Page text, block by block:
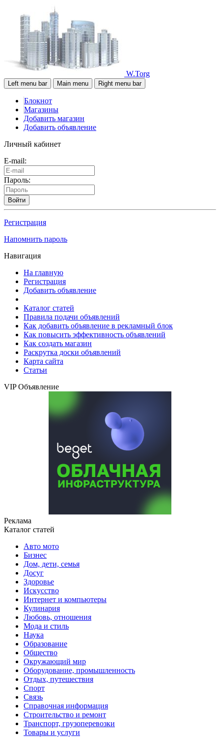
W.Torg
Left menu bar Main menu Right menu bar
Блокнот
Магазины
Добавить магазин
Добавить объявление
Личный кабинет
E-mail:
Пароль:
Войти
Регистрация
Напомнить пароль
Навигация
На главную
Регистрация
Добавить объявление
Каталог статей
Правила подачи объявлений
Как добавить объявление в рекламный блок
Как повысить эффективность объявлений
Как создать магазин
Раскрутка доски объявлений
Карта сайта
Статьи
VIP Объявление
Реклама
Каталог статей
Авто мото
Бизнес
Дом, дети, семья
Досуг
Здоровье
Искусство
Интернет и компьютеры
Кулинария
Любовь, отношения
Мода и стиль
Наука
Образование
Общество
Окружающий мир
Оборудование, промышленность
Отдых, путешествия
Спорт
Связь
Справочная информация
Строительство и ремонт
Транспорт, грузоперевозки
Товары и услуги